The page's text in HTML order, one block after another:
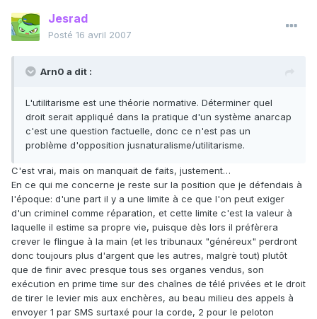
Jesrad
Posté 16 avril 2007
Arn0 a dit :
L'utilitarisme est une théorie normative. Déterminer quel
droit serait appliqué dans la pratique d'un système anarcap
c'est une question factuelle, donc ce n'est pas un
problème d'opposition jusnaturalisme/utilitarisme.
C'est vrai, mais on manquait de faits, justement…
En ce qui me concerne je reste sur la position que je défendais à
l'époque: d'une part il y a une limite à ce que l'on peut exiger
d'un criminel comme réparation, et cette limite c'est la valeur à
laquelle il estime sa propre vie, puisque dès lors il préfèrera
crever le flingue à la main (et les tribunaux "généreux" perdront
donc toujours plus d'argent que les autres, malgrè tout) plutôt
que de finir avec presque tous ses organes vendus, son
exécution en prime time sur des chaînes de télé privées et le droit
de tirer le levier mis aux enchères, au beau milieu des appels à
envoyer 1 par SMS surtaxé pour la corde, 2 pour le peloton